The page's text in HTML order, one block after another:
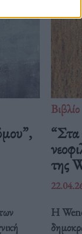
Βιβλίο
“Στα
της
Η